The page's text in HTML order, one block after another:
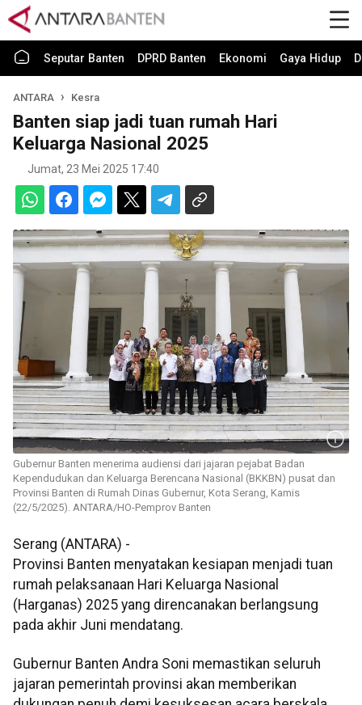
Seputar Banten DPRD Banten Ekonomi Gaya Hidup
ANTARA Kesra
Banten siap jadi tuan rumah Hari
Keluarga Nasional 2025
Jumat, 23 Mei 2025 17:40
Gubernur Banten menerima audiensi dari jajaran pejabat Badan
Kependudukan dan Keluarga Berencana Nasional (BKKBN) pusat dan
Provinsi Banten di Rumah Dinas Gubernur, Kota Serang, Kamis
(22/5/2025). ANTARA/HO-Pemprov Banten
Serang (ANTARA) -
Provinsi Banten menyatakan kesiapan menjadi tuan
rumah pelaksanaan Hari Keluarga Nasional
(Harganas) 2025 yang direncanakan berlangsung
pada akhir Juni mendatang.
Gubernur Banten Andra Soni memastikan seluruh
jajaran pemerintah provinsi akan memberikan